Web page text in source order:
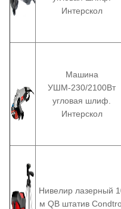
Интерскол
Машина
УШМ-230/2100Вт
угловая шлиф.
Интерскол
Нивелир лазерный
м QB штатив